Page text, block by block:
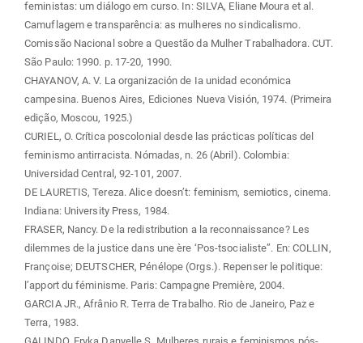
feministas: um diálogo em curso. In: SILVA, Eliane Moura et al.
Camuflagem e transparência: as mulheres no sindicalismo.
Comissão Nacional sobre a Questão da Mulher Trabalhadora. CUT.
São Paulo: 1990. p. 17-20, 1990.
CHAYANOV, A. V. La organización de Ia unidad económica
campesina. Buenos Aires, Ediciones Nueva Visión, 1974. (Primeira
edição, Moscou, 1925.)
CURIEL, O. Crítica poscolonial desde las prácticas políticas del
feminismo antirracista. Nómadas, n. 26 (Abril). Colombia:
Universidad Central, 92-101, 2007.
DE LAURETIS, Tereza. Alice doesn’t: feminism, semiotics, cinema.
Indiana: University Press, 1984.
FRASER, Nancy. De la redistribution a la reconnaissance? Les
dilemmes de la justice dans une ère ‘Pos-tsocialiste”. En: COLLIN,
Françoise; DEUTSCHER, Pénélope (Orgs.). Repenser le politique:
l’apport du féminisme. Paris: Campagne Première, 2004.
GARCIA JR., Afrânio R. Terra de Trabalho. Rio de Janeiro, Paz e
Terra, 1983.